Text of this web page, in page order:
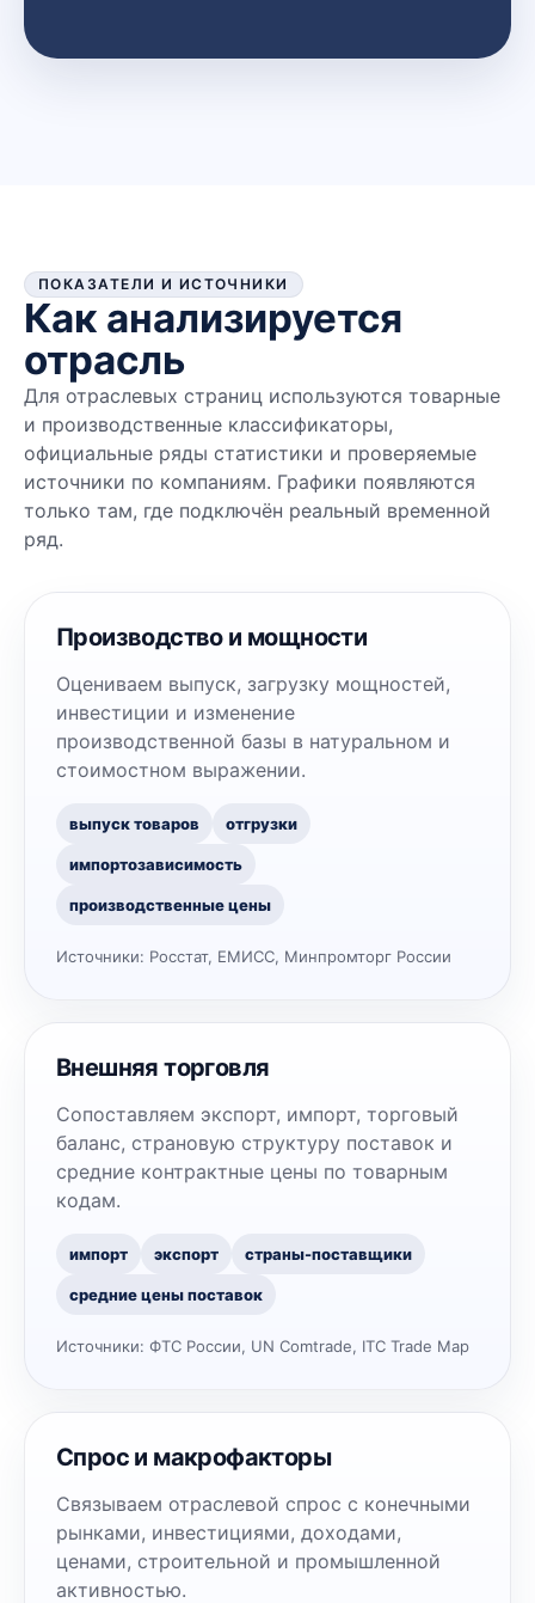
ПОКАЗАТЕЛИ И ИСТОЧНИКИ
Как анализируется
отрасль
Для отраслевых страниц используются товарные
и производственные классификаторы,
официальные ряды статистики и проверяемые
источники по компаниям. Графики появляются
только там, где подключён реальный временной
ряд.
Производство и мощности
Оцениваем выпуск, загрузку мощностей,
инвестиции и изменение
производственной базы в натуральном и
стоимостном выражении.
выпуск товаров отгрузки
импортозависимость
производственные цены
Источники: Росстат, ЕМИСС, Минпромторг России
Внешняя торговля
Сопоставляем экспорт, импорт, торговый
баланс, страновую структуру поставок и
средние контрактные цены по товарным
кодам.
импорт экспорт страны-поставщики
средние цены поставок
Источники: ФТС России, UN Comtrade, ITC Trade Map
Спрос и макрофакторы
Связываем отраслевой спрос с конечными
рынками, инвестициями, доходами,
ценами, строительной и промышленной
активностью.